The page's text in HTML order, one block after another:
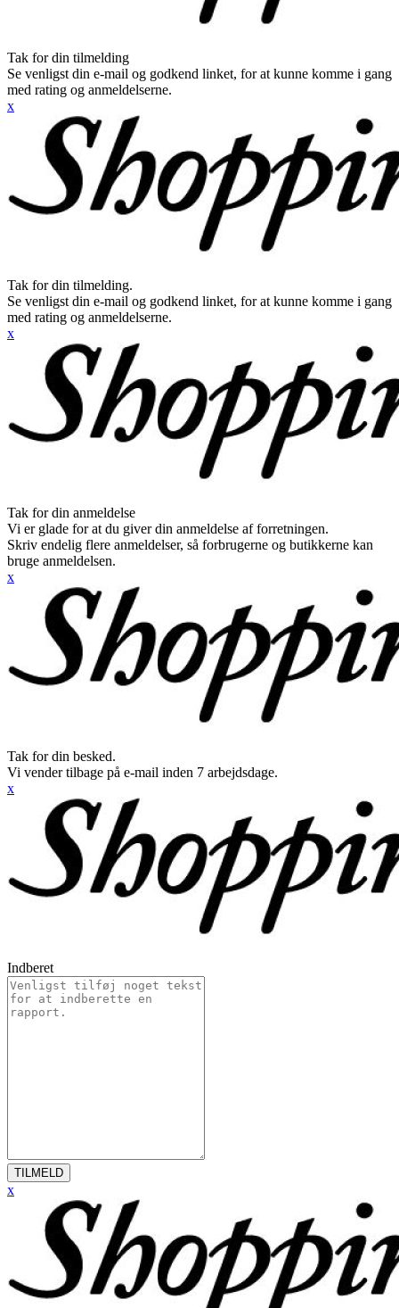
Tak for din tilmelding
Se venligst din e-mail og godkend linket, for at kunne komme i gang
med rating og anmeldelserne.
x
Tak for din tilmelding.
Se venligst din e-mail og godkend linket, for at kunne komme i gang
med rating og anmeldelserne.
x
Tak for din anmeldelse
Vi er glade for at du giver din anmeldelse af forretningen.
Skriv endelig flere anmeldelser, så forbrugerne og butikkerne kan
bruge anmeldelsen.
x
Tak for din besked.
Vi vender tilbage på e-mail inden 7 arbejdsdage.
x
Indberet
TILMELD
x